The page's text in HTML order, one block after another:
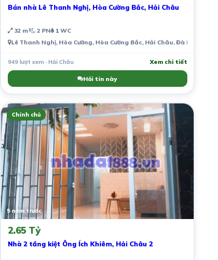
Bán nhà Lê Thanh Nghị, Hòa Cường Bắc, Hải Châu
32 m² 2 PN 1 WC
Lê Thanh Nghị, Hòa Cường, Hòa Cường Bắc, Hải Châu, Đà Nẵng,
949 lượt xem · Hải Châu Xem chi tiết
Hỏi tin này
Chính chủ
5 năm trước
2.65 Tỷ
Nhà 2 tầng kiệt Ông Ích Khiêm, Hải Châu 2